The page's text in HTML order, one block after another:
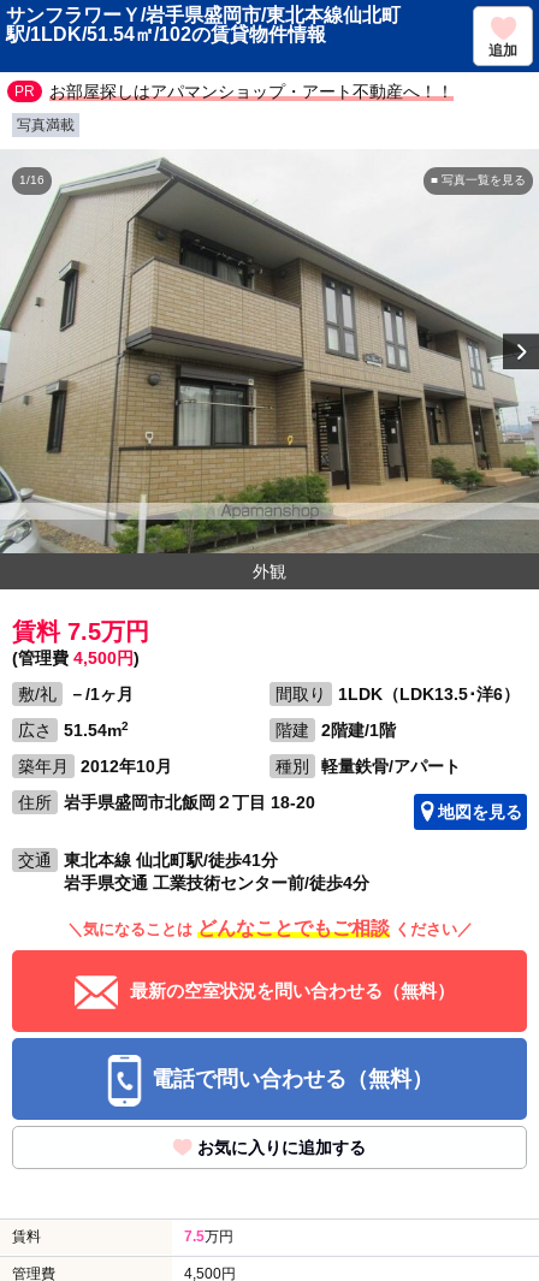
サンフラワーＹ/岩手県盛岡市/東北本線仙北町
駅/1LDK/51.54㎡/102の賃貸物件情報
追加
お部屋探しはアパマンショップ・アート不動産へ！！
写真満載
■ 写真一覧を見る
1/16
外観
賃料 7.5万円
(管理費 4,500円)
敷/礼
－/1ヶ月 間取り
1LDK（LDK13.5･洋6）
広さ
51.54m2 階建
2階建/1階
築年月
2012年10月 種別
軽量鉄骨/アパート
住所
岩手県盛岡市北飯岡２丁目 18-20 地図を見る
交通
東北本線 仙北町駅/徒歩41分
岩手県交通 工業技術センター前/徒歩4分
＼気になることは どんなことでもご相談 ください／
最新の空室状況を問い合わせる（無料）
電話で問い合わせる（無料）
お気に入りに追加する
賃料 7.5万円
管理費 4,500円